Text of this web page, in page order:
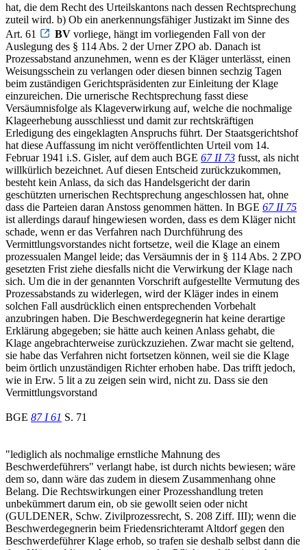
hat, die dem Recht des Urteilskantons nach dessen Rechtsprechung
zuteil wird. b) Ob ein anerkennungsfähiger Justizakt im Sinne des
Art. 61
BV vorliege, hängt im vorliegenden Fall von der
Auslegung des § 114 Abs. 2 der Urner ZPO ab. Danach ist
Prozessabstand anzunehmen, wenn es der Kläger unterlässt, einen
Weisungsschein zu verlangen oder diesen binnen sechzig Tagen
beim zuständigen Gerichtspräsidenten zur Einleitung der Klage
einzureichen. Die urnerische Rechtsprechung fasst diese
Versäumnisfolge als Klageverwirkung auf, welche die nochmalige
Klageerhebung ausschliesst und damit zur rechtskräftigen
Erledigung des eingeklagten Anspruchs führt. Der Staatsgerichtshof
hat diese Auffassung im nicht veröffentlichten Urteil vom 14.
Februar 1941 i.S. Gisler, auf dem auch BGE 67 II 73 fusst, als nicht
willkürlich bezeichnet. Auf diesen Entscheid zurückzukommen,
besteht kein Anlass, da sich das Handelsgericht der darin
geschützten urnerischen Rechtsprechung angeschlossen hat, ohne
dass die Parteien daran Anstoss genommen hätten. In BGE 67 II 75
ist allerdings darauf hingewiesen worden, dass es dem Kläger nicht
schade, wenn er das Verfahren nach Durchführung des
Vermittlungsvorstandes nicht fortsetze, weil die Klage an einem
prozessualen Mangel leide; das Versäumnis der in § 114 Abs. 2 ZPO
gesetzten Frist ziehe diesfalls nicht die Verwirkung der Klage nach
sich. Um die in der genannten Vorschrift aufgestellte Vermutung des
Prozessabstands zu widerlegen, wird der Kläger indes in einem
solchen Fall ausdrücklich einen entsprechenden Vorbehalt
anzubringen haben. Die Beschwerdegegnerin hat keine derartige
Erklärung abgegeben; sie hätte auch keinen Anlass gehabt, die
Klage angebrachterweise zurückzuziehen. Zwar macht sie geltend,
sie habe das Verfahren nicht fortsetzen können, weil sie die Klage
beim örtlich unzuständigen Richter erhoben habe. Das trifft jedoch,
wie in Erw. 5 lit a zu zeigen sein wird, nicht zu. Dass sie den
Vermittlungsvorstand
BGE 87 I 61 S. 71
"lediglich als nochmalige ernstliche Mahnung des
Beschwerdeführers" verlangt habe, ist durch nichts bewiesen; wäre
dem so, dann wäre das zudem in diesem Zusammenhang ohne
Belang. Die Rechtswirkungen einer Prozesshandlung treten
unbekümmert darum ein, ob sie gewollt seien oder nicht
(GULDENER, Schw. Zivilprozessrecht, S. 208 Ziff. III); wenn die
Beschwerdegegnerin beim Friedensrichteramt Altdorf gegen den
Beschwerdeführer Klage erhob, so trafen sie deshalb selbst dann die